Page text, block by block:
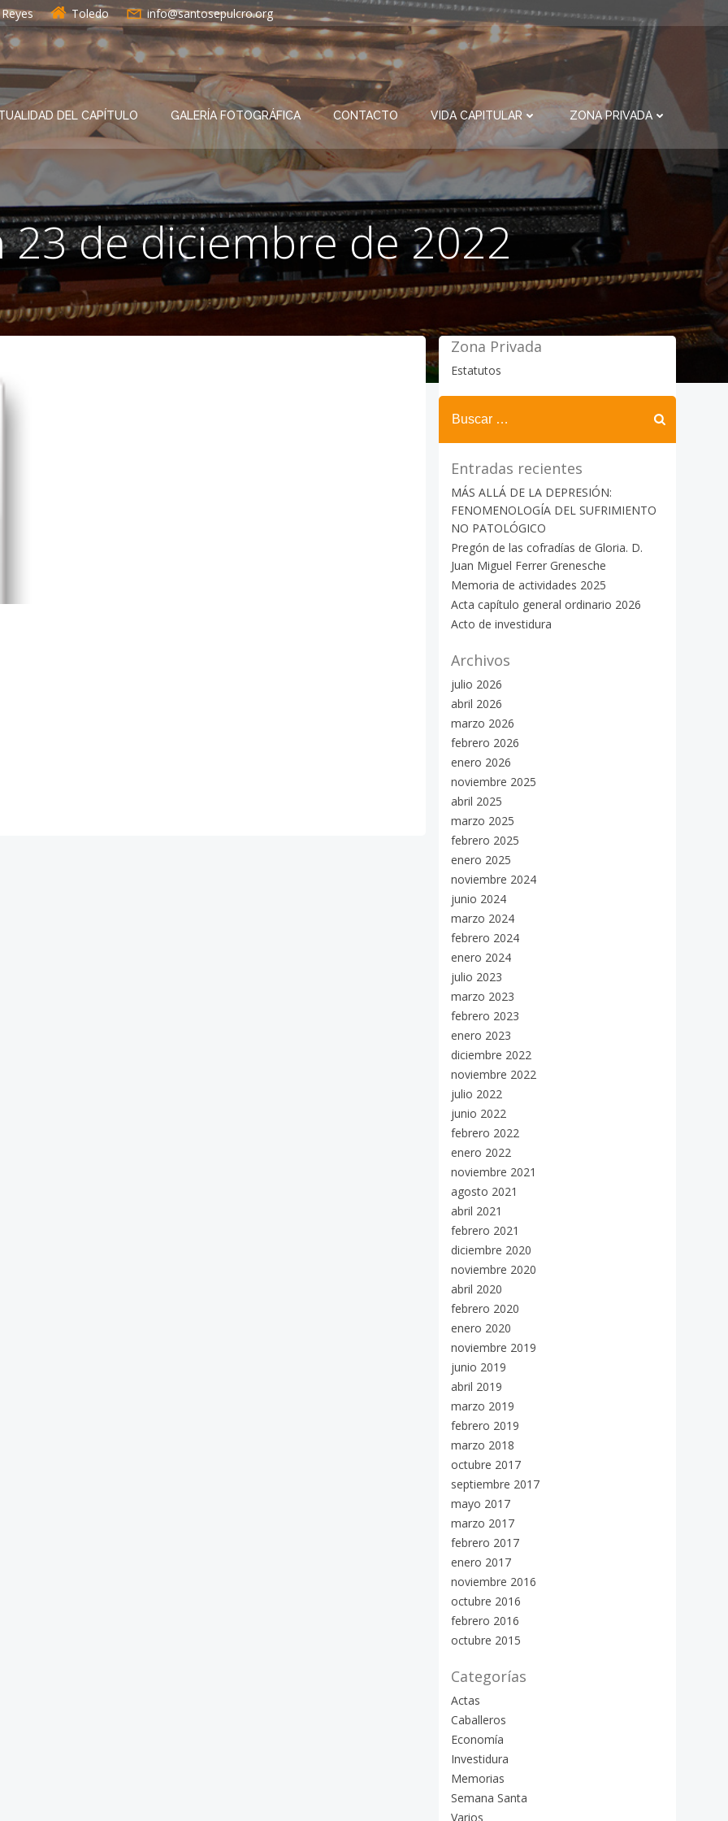
Toledo info@santosepulcro.org
DEL CAPÍTULO GALERÍA FOTOGRÁFICA CONTACTO VIDA CAPITULAR ZONA PRIVADA
23 de diciembre de 2022
Zona Privada
Estatutos
Buscar:
Entradas recientes
MÁS ALLÁ DE LA DEPRESIÓN:
FENOMENOLOGÍA DEL SUFRIMIENTO
NO PATOLÓGICO
Pregón de las cofradías de Gloria. D.
Juan Miguel Ferrer Grenesche
Memoria de actividades 2025
Acta capítulo general ordinario 2026
Acto de investidura
Archivos
julio 2026
abril 2026
marzo 2026
febrero 2026
enero 2026
noviembre 2025
abril 2025
marzo 2025
febrero 2025
enero 2025
noviembre 2024
junio 2024
marzo 2024
febrero 2024
enero 2024
julio 2023
marzo 2023
febrero 2023
enero 2023
diciembre 2022
noviembre 2022
julio 2022
junio 2022
febrero 2022
enero 2022
noviembre 2021
agosto 2021
abril 2021
febrero 2021
diciembre 2020
noviembre 2020
abril 2020
febrero 2020
enero 2020
noviembre 2019
junio 2019
abril 2019
marzo 2019
febrero 2019
marzo 2018
octubre 2017
septiembre 2017
mayo 2017
marzo 2017
febrero 2017
enero 2017
noviembre 2016
octubre 2016
febrero 2016
octubre 2015
Categorías
Actas
Caballeros
Economía
Investidura
Memorias
Semana Santa
Varios